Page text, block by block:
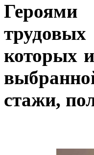
Героями
которых
стажи,